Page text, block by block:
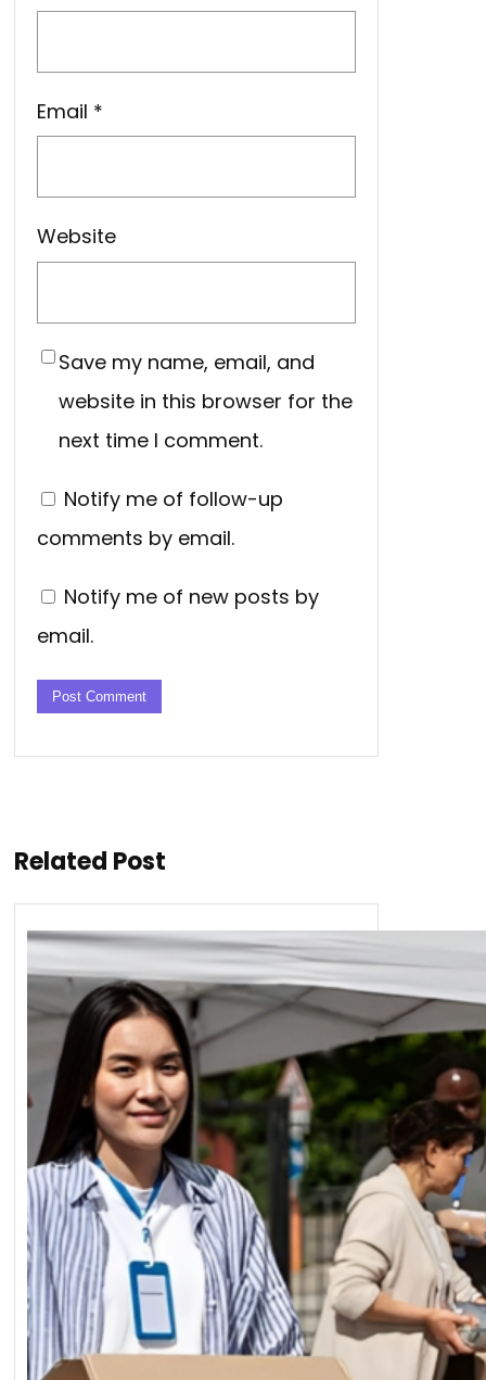
Email *
Website
Save my name, email, and
website in this browser for the
next time I comment.
Notify me of follow-up
comments by email.
Notify me of new posts by
email.
Related Post